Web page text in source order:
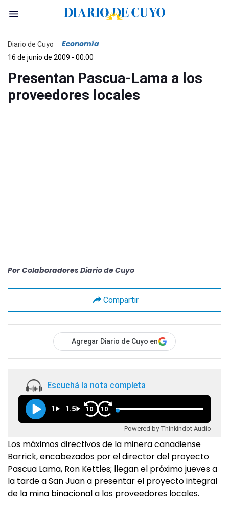
Diario de Cuyo Economía
16 de junio de 2009 - 00:00
Presentan Pascua-Lama a los
proveedores locales
Por Colaboradores Diario de Cuyo
Compartir
Agregar Diario de Cuyo en
Escuchá la nota completa
1 1.5 10 10
Powered by Thinkindot Audio
Los máximos directivos de la minera canadiense
Barrick, encabezados por el director del proyecto
Pascua Lama, Ron Kettles; llegan el próximo jueves a
la tarde a San Juan a presentar el proyecto integral
de la mina binacional a los proveedores locales.